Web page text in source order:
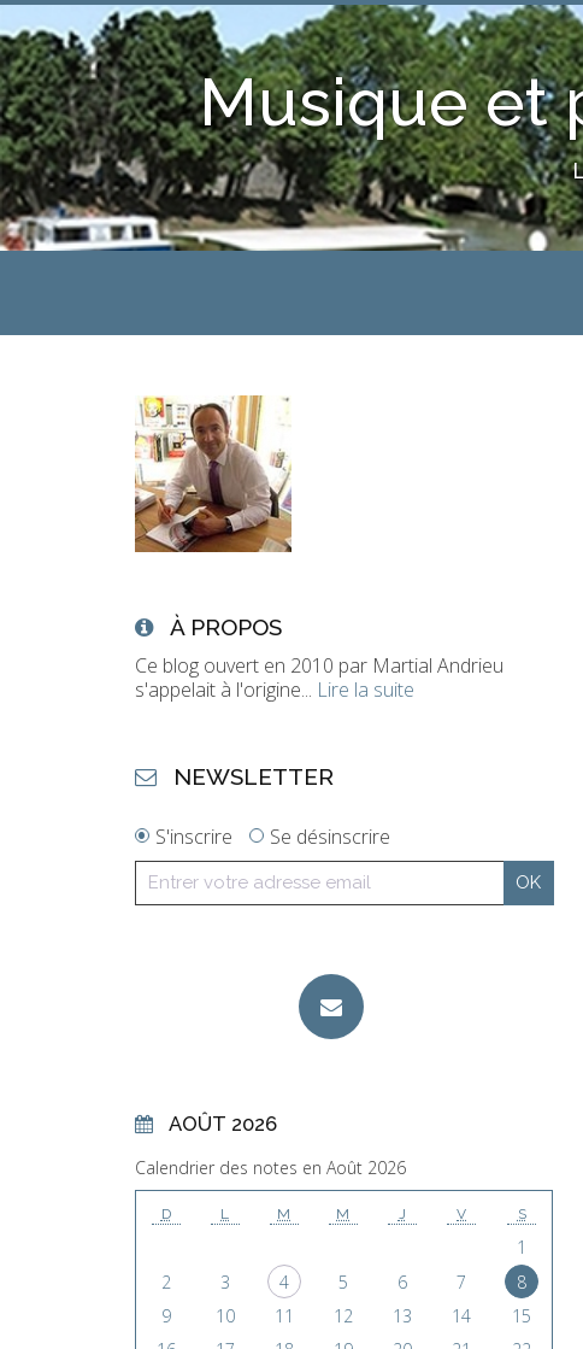
Musique et
À PROPOS
Ce blog ouvert en 2010 par Martial Andrieu
s'appelait à l'origine... Lire la suite
NEWSLETTER
S'inscrire Se désinscrire
AOÛT 2026
Calendrier des notes en Août 2026
D L M M J V S
1
2
3 4 5 6 7
8
9
10 11 12 13 14
15